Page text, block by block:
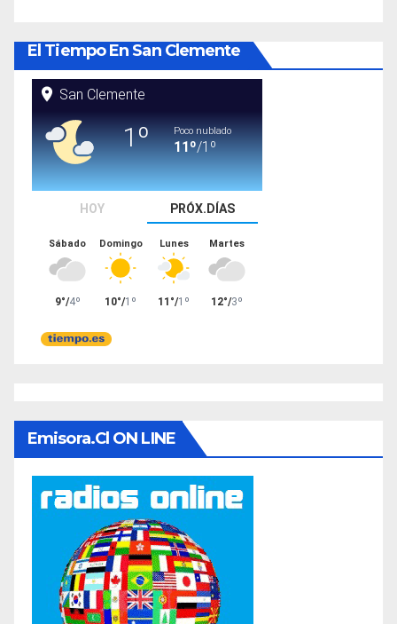
El Tiempo En San Clemente
Emisora.cl ON LINE